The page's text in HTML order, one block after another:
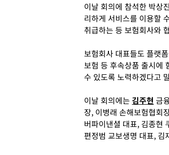
이날 회의에 참석한 박상
리하게 서비스를 이용할
취급하는 등 보험회사와
보험회사 대표들도 플랫
보험 등 후속상품 출시에
수 있도록 노력하겠다고
이날 회의에는 김주현 금
장, 이병래 손해보험협회
버파이낸셜 대표, 김종현
편정범 교보생명 대표,